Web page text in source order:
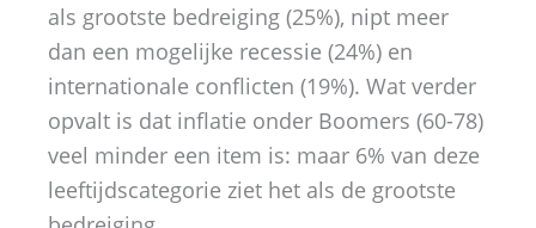
als grootste bedreiging (25%), nipt meer
dan een mogelijke recessie (24%) en
internationale conflicten (19%). Wat verder
opvalt is dat inflatie onder Boomers (60-78)
veel minder een item is: maar 6% van deze
leeftijdscategorie ziet het als de grootste